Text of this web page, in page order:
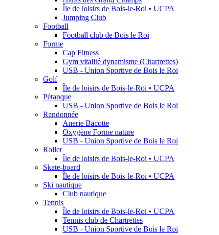
Île de loisirs de Bois-le-Roi • UCPA
Jumping Club
Football
Football club de Bois le Roi
Forme
Cap Fitness
Gym vitalité dynamisme (Chartrettes)
USB - Union Sportive de Bois le Roi
Golf
Île de loisirs de Bois-le-Roi • UCPA
Pétanque
USB - Union Sportive de Bois le Roi
Randonnée
Anerie Bacotte
Oxygène Forme nature
USB - Union Sportive de Bois le Roi
Roller
Île de loisirs de Bois-le-Roi • UCPA
Skate-board
Île de loisirs de Bois-le-Roi • UCPA
Ski nautique
Club nautique
Tennis
Île de loisirs de Bois-le-Roi • UCPA
Tennis club de Chartrettes
USB - Union Sportive de Bois le Roi